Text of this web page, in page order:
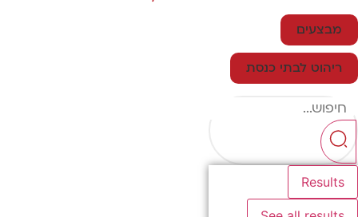
מבצעים
ריהוט לבתי כנסת
Results